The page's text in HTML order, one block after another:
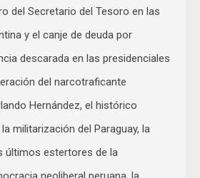
del Secretario del Tesoro en las
y el canje de deuda por
descarada en las presidenciales
del narcotraficante
Hernández, el histórico
militarización del Paraguay, la
últimos estertores de la